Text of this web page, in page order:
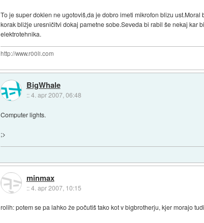
To je super doklen ne ugotoviš,da je dobro imeti mikrofon blizu
korak bližje uresničitvi dokaj pametne sobe.Seveda bi rabil še nekaj kar
elektrotehnika.
http://www.r00li.com
BigWhale
::4. apr 2007, 06:48
Computer lights.
;>
minmax
::4. apr 2007, 10:15
rolih: potem se pa lahko že počutiš tako kot v bigbrotherju, kjer morajo